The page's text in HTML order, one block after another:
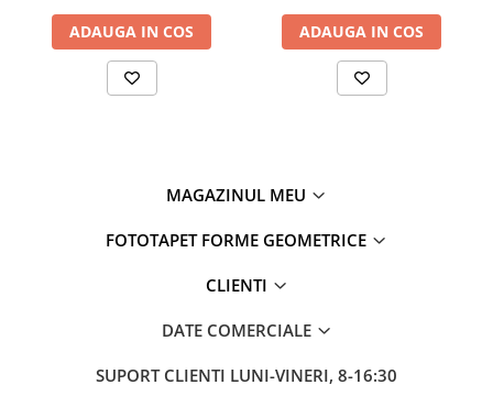
ADAUGA IN COS ADAUGA IN COS
MAGAZINUL MEU
FOTOTAPET FORME GEOMETRICE
CLIENTI
DATE COMERCIALE
SUPORT CLIENTI LUNI-VINERI, 8-16:30